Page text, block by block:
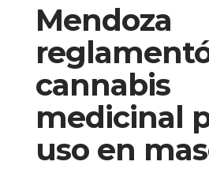
Mendoza
cannabis
medicinal
uso en